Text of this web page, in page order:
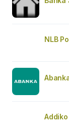
NLB